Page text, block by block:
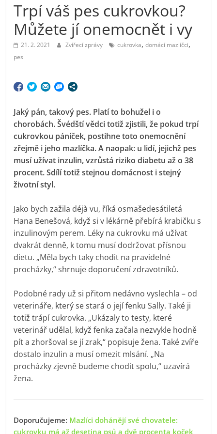
Trpí váš pes cukrovkou?
Můžete jí onemocnět i vy
21. 2. 2021 Zvířecí zprávy cukrovka,domácí mazlíčci,
pes
Jaký pán, takový pes. Platí to bohužel i o
chorobách. Švédští vědci totiž zjistili, že pokud trpí
cukrovkou páníček, postihne toto onemocnění
zřejmě i jeho mazlíčka. A naopak: u lidí, jejichž pes
musí užívat inzulin, vzrůstá riziko diabetu až o 38
procent. Sdílí totiž stejnou domácnost i stejný
životní styl.
Jako bych zažila déjà vu, říká osmašedesátiletá
Hana Benešová, když si v lékárně přebírá krabičku s
inzulinovým perem. Léky na cukrovku má užívat
dvakrát denně, k tomu musí dodržovat přísnou
dietu. „Měla bych taky chodit na pravidelné
procházky,“ shrnuje doporučení zdravotníků.
Podobné rady už si přitom nedávno vyslechla – od
veterináře, který se stará o její fenku Sally. Také ji
totiž trápí cukrovka. „Ukázaly to testy, které
veterinář udělal, když fenka začala nezvykle hodně
pít a zhoršoval se jí zrak,“ popisuje žena. Také zvíře
dostalo inzulin a musí omezit mlsání. „Na
procházky zjevně budeme chodit spolu,“ uzavírá
žena.
Doporučujeme: Mazlíci dohánějí své chovatele:
cukrovku má až desetina psů a dvě procenta koček